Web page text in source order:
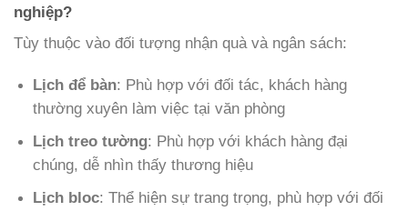
nghiệp?
Tùy thuộc vào đối tượng nhận quà và ngân sách:
Lịch để bàn: Phù hợp với đối tác, khách hàng
thường xuyên làm việc tại văn phòng
Lịch treo tường: Phù hợp với khách hàng đại
chúng, dễ nhìn thấy thương hiệu
Lịch bloc: Thể hiện sự trang trọng, phù hợp với đối